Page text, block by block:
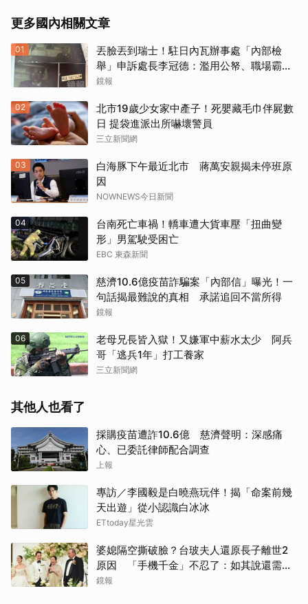
更多國內相關文章
01
丟臉丟到瑞士！駐日內瓦辦事處「內部檢
舉」申訴處長李冠德：濫用公帑、職場霸
凌、超速仔拒繳罰單 外交部要查了
鏡報
02
北市19歲少女家中產子！死嬰藏毛巾伴屍數
日 提袋進派出所嚇壞警員
三立新聞網
03
白海豚下午最近北市 蔣萬安親揭未停班原
因
NOWNEWS今日新聞
04
台南死亡車禍！轎車遭大貨車壓「扭曲變
形」男駕駛受困亡
EBC 東森新聞
05
慈濟10.6億疫苗詐騙案「內部信」曝光！一
句話揭最難說的真相 承諾追回不當所得
鏡報
06
老母兄長皆入獄！又嫌軍中薪水太少 阿兵
哥「逃兵1年」打工養家
三立新聞網
其他人也看了
採購疫苗遭詐10.6億 慈濟聲明：深感痛
心、已委託律師配合調查
上報
專訪／李國毅是白曉燕玩伴！揭「命案前幾
天出遊」從小認識白冰冰
ETtoday星光雲
婆媳隔空撕破臉？台玻夫人還原長子離世2
原因 「手機千金」不忍了：如其說還需要
離開嗎？
鏡報